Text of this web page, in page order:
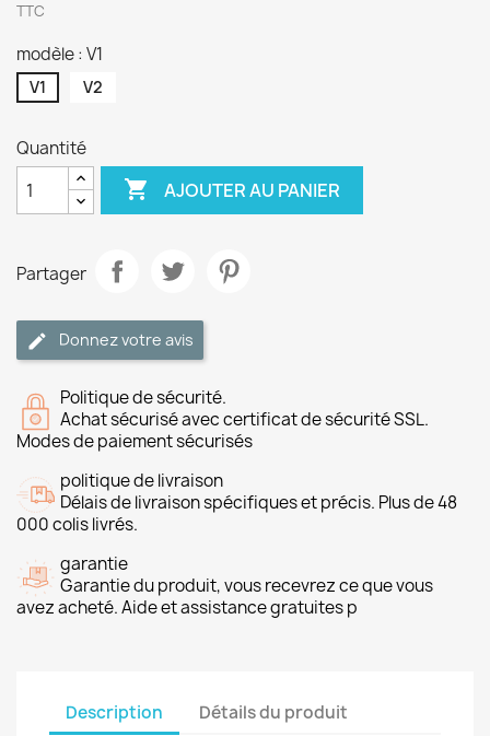
TTC
modèle : V1
V1 V2
Quantité
 AJOUTER AU PANIER
Partager
Donnez votre avis
Politique de sécurité.
Achat sécurisé avec certificat de sécurité SSL.
Modes de paiement sécurisés
politique de livraison
Délais de livraison spécifiques et précis. Plus de 48
000 colis livrés.
garantie
Garantie du produit, vous recevrez ce que vous
avez acheté. Aide et assistance gratuites p
Description Détails du produit